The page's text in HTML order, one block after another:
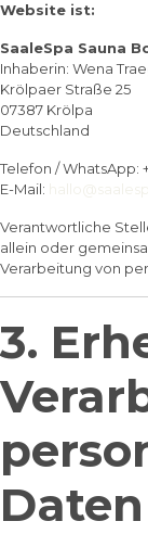
Website ist:
SaaleSpa Sauna
Inhaberin: Wena
Krölpaer Straße 25
07387 Krölpa
Deutschland
Telefon / WhatsApp:
E-Mail:
Verantwortliche
allein oder
Verarbeitung von
3.
Daten